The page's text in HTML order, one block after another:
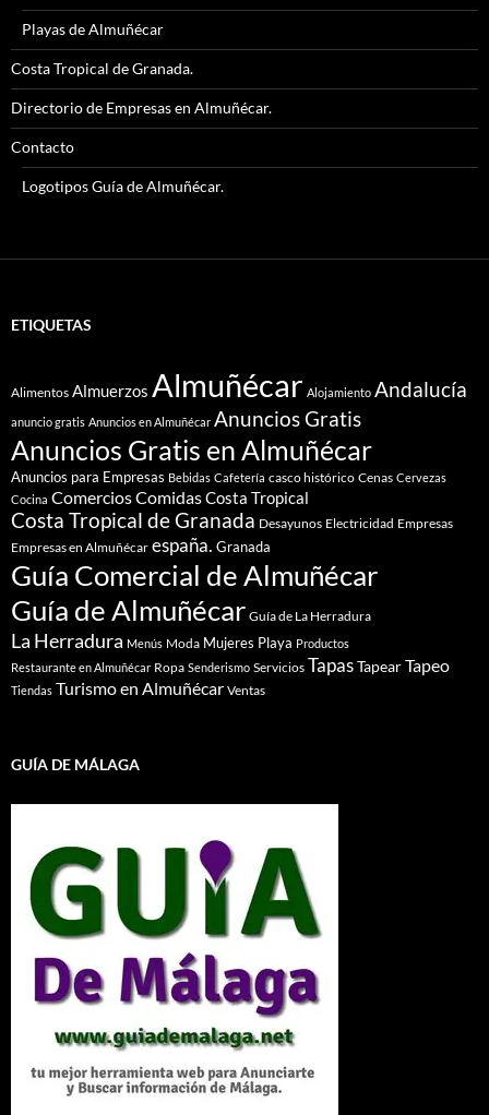
Playas de Almuñécar
Costa Tropical de Granada.
Directorio de Empresas en Almuñécar.
Contacto
Logotipos Guía de Almuñécar.
ETIQUETAS
Alimentos Almuerzos Almuñécar Alojamiento Andalucía
anuncio gratis Anuncios en Almuñécar Anuncios Gratis
Anuncios Gratis en Almuñécar
Anuncios para Empresas Bebidas Cafetería casco histórico Cenas Cervezas
Cocina ComerciosComidasCosta Tropical
Costa Tropical de Granada Desayunos Electricidad Empresas
Empresas en Almuñécar españa. Granada
Guía Comercial de Almuñécar
Guía de Almuñécar Guía de La Herradura
La Herradura Menús Moda Mujeres Playa Productos
Restaurante en Almuñécar Ropa Senderismo Servicios TapasTapearTapeo
Tiendas Turismo en Almuñécar Ventas
GUÍA DE MÁLAGA